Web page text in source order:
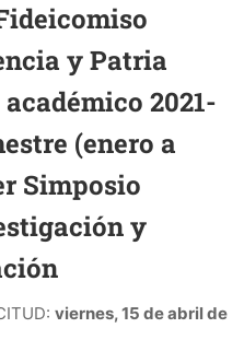
y Patria
2021-
(enero a
Simposio
y
viernes, 15 de abril de